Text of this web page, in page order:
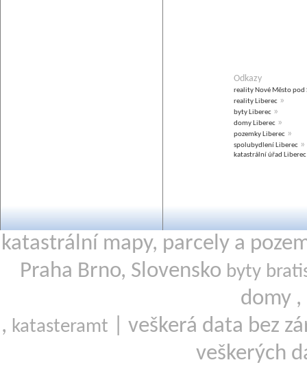
Odkazy
reality Nové Město pod
reality Liberec »
byty Liberec »
domy Liberec »
pozemky Liberec »
spolubydlení Liberec »
katastrální úřad Liberec
katastrální mapy, parcely a
Praha Brno, Slovensko byty
domy ,
, katasteramt
| veškerá data bez
veškerých